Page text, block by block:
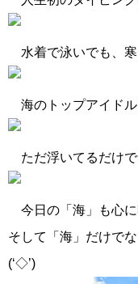
水着で泳いでも、
海のトップアイド
ただ浮いてるだけ
今日の「海」も心
そして「海」だけで
(‘◇’)ゞ